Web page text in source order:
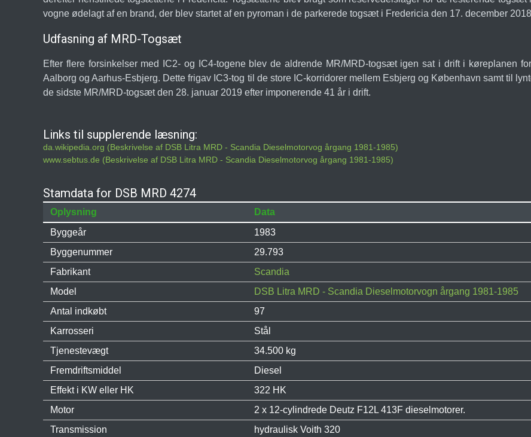
vogne ødelagt af en brand, der blev startet af en pyroman i de parkerede togsæt i Fredericia den 17. december
Udfasning af MRD-Togsæt
Efter flere forsinkelser med IC2- og IC4-togene blev de aldrende MR/MRD-togsæt igen sat i drift i køreplanen
Aalborg og Aarhus-Esbjerg. Dette frigav IC3-tog til de store IC-korridorer mellem Esbjerg og København samt til
de sidste MR/MRD-togsæt den 28. januar 2019 efter imponerende 41 år i drift.
Links til supplerende læsning:
da.wikipedia.org (Beskrivelse af DSB Litra MRD - Scandia Dieselmotorvog årgang 1981-1985)
www.sebtus.de (Beskrivelse af DSB Litra MRD - Scandia Dieselmotorvog årgang 1981-1985)
Stamdata for DSB MRD 4274
Oplysning
Data
Byggeår
1983
Byggenummer
29.793
Fabrikant
Scandia
Model
DSB Litra MRD - Scandia Dieselmotorvogn årgang 1981-1985
Antal indkøbt
97
Karrosseri
Stål
Tjenestevægt
34.500 kg
Fremdriftsmiddel
Diesel
Effekt i KW eller HK
322 HK
Motor
2 x 12-cylindrede Deutz F12L 413F dieselmotorer.
Transmission
hydraulisk Voith 320